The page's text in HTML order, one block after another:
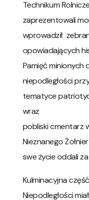
Technikum
zaprezentowali
wprowadził
opowiadających
Pamięć minionych
niepodległości
tematyce
wraz z
pobliski cmentarz
Nieznanego
swe życie oddali
Kulminacyjna
Niepodległości